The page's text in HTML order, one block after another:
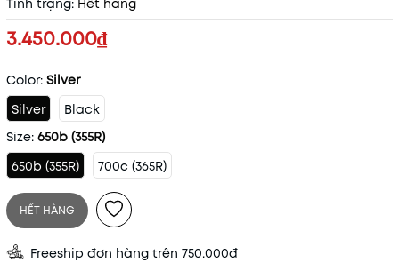
Tình trạng: Hết hàng
3.450.000₫
Color: Silver
Silver
Black
Size: 650b (355R)
650b (355R)
700c (365R)
HẾT HÀNG
Freeship đơn hàng trên 750.000đ